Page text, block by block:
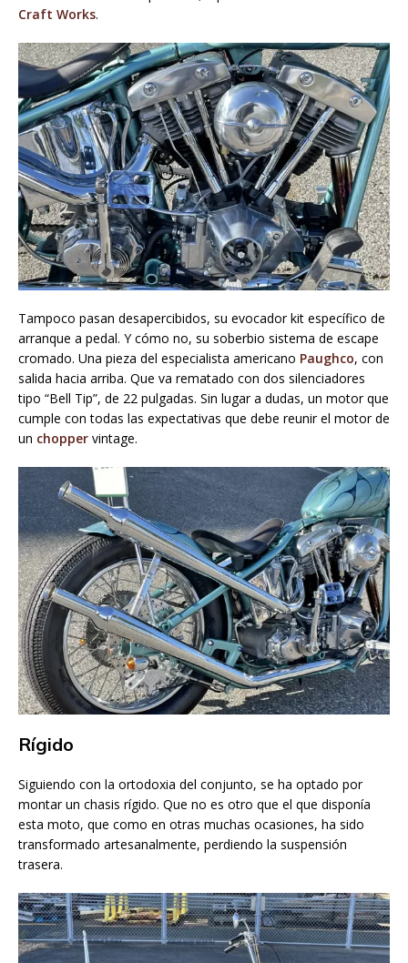
Craft Works.
Tampoco pasan desapercibidos, su evocador kit específico de
arranque a pedal. Y cómo no, su soberbio sistema de escape
cromado. Una pieza del especialista americano Paughco, con
salida hacia arriba. Que va rematado con dos silenciadores
tipo “Bell Tip”, de 22 pulgadas. Sin lugar a dudas, un motor que
cumple con todas las expectativas que debe reunir el motor de
un chopper vintage.
Rígido
Siguiendo con la ortodoxia del conjunto, se ha optado por
montar un chasis rígido. Que no es otro que el que disponía
esta moto, que como en otras muchas ocasiones, ha sido
transformado artesanalmente, perdiendo la suspensión
trasera.